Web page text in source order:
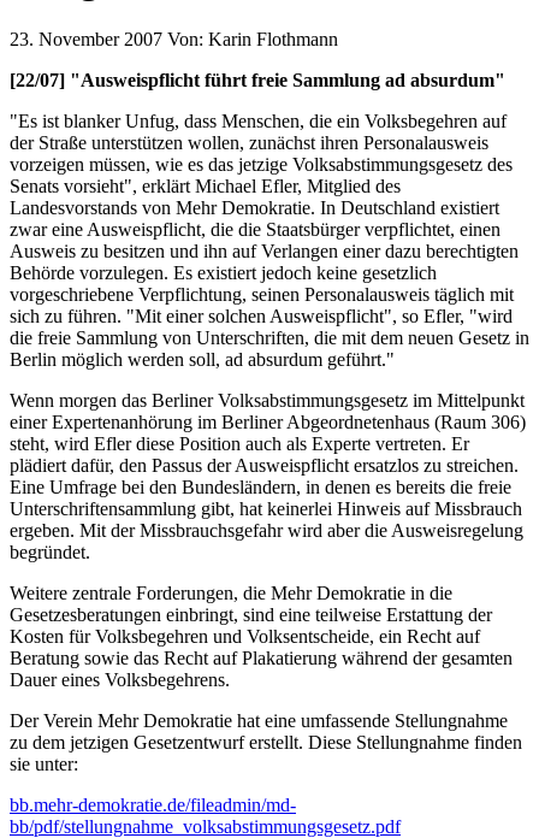
23. November 2007 Von: Karin Flothmann
[22/07] "Ausweispflicht führt freie Sammlung ad absurdum"
"Es ist blanker Unfug, dass Menschen, die ein Volksbegehren auf
der Straße unterstützen wollen, zunächst ihren Personalausweis
vorzeigen müssen, wie es das jetzige Volksabstimmungsgesetz des
Senats vorsieht", erklärt Michael Efler, Mitglied des
Landesvorstands von Mehr Demokratie. In Deutschland existiert
zwar eine Ausweispflicht, die die Staatsbürger verpflichtet, einen
Ausweis zu besitzen und ihn auf Verlangen einer dazu berechtigten
Behörde vorzulegen. Es existiert jedoch keine gesetzlich
vorgeschriebene Verpflichtung, seinen Personalausweis täglich mit
sich zu führen. "Mit einer solchen Ausweispflicht", so Efler, "wird
die freie Sammlung von Unterschriften, die mit dem neuen Gesetz in
Berlin möglich werden soll, ad absurdum geführt."
Wenn morgen das Berliner Volksabstimmungsgesetz im Mittelpunkt
einer Expertenanhörung im Berliner Abgeordnetenhaus (Raum 306)
steht, wird Efler diese Position auch als Experte vertreten. Er
plädiert dafür, den Passus der Ausweispflicht ersatzlos zu streichen.
Eine Umfrage bei den Bundesländern, in denen es bereits die freie
Unterschriftensammlung gibt, hat keinerlei Hinweis auf Missbrauch
ergeben. Mit der Missbrauchsgefahr wird aber die Ausweisregelung
begründet.
Weitere zentrale Forderungen, die Mehr Demokratie in die
Gesetzesberatungen einbringt, sind eine teilweise Erstattung der
Kosten für Volksbegehren und Volksentscheide, ein Recht auf
Beratung sowie das Recht auf Plakatierung während der gesamten
Dauer eines Volksbegehrens.
Der Verein Mehr Demokratie hat eine umfassende Stellungnahme
zu dem jetzigen Gesetzentwurf erstellt. Diese Stellungnahme finden
sie unter:
bb.mehr-demokratie.de/fileadmin/md-
bb/pdf/stellungnahme_volksabstimmungsgesetz.pdf